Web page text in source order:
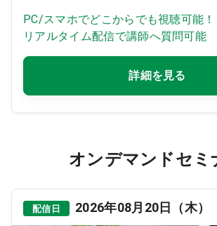
0120-315-606
DtoDとは
医院の譲渡・売却をお考えの方
PC/スマホでどこからでも視聴可能！
リアルタイム配信で講師へ質問可能
詳細を見る
オンデマンドセミ
配信日 2026年08月20日（木）